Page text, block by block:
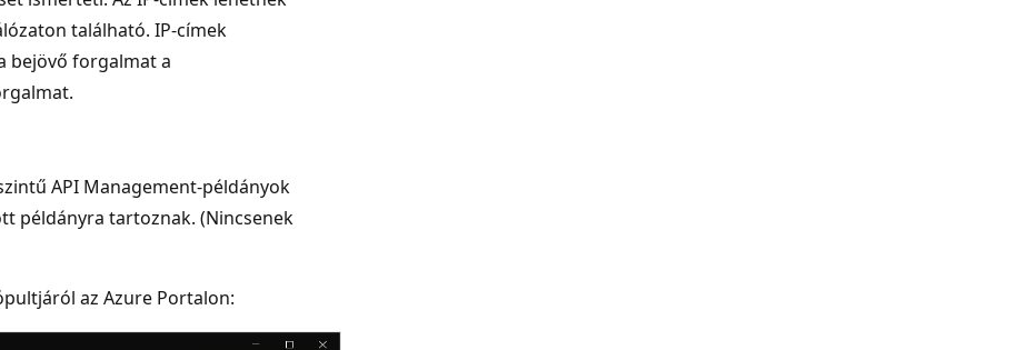
található. IP-címek
bejövő forgalmat a
API Management-példányok
példányra tartoznak. (Nincsenek
az Azure Portalon: